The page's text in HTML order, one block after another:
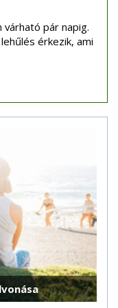
pár napig.
érkezik, ami